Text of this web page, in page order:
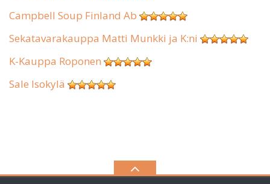
Campbell Soup Finland Ab
Sekatavarakauppa Matti Munkki ja K:ni
K-Kauppa Roponen
Sale Isokylä